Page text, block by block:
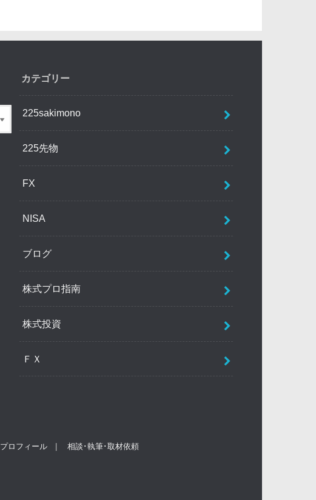
カテゴリー
225sakimono
225先物
FX
NISA
ブログ
株式プロ指南
株式投資
ＦＸ
プロフィール 相談･執筆･取材依頼